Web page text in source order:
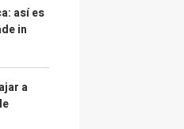
así es
in
a